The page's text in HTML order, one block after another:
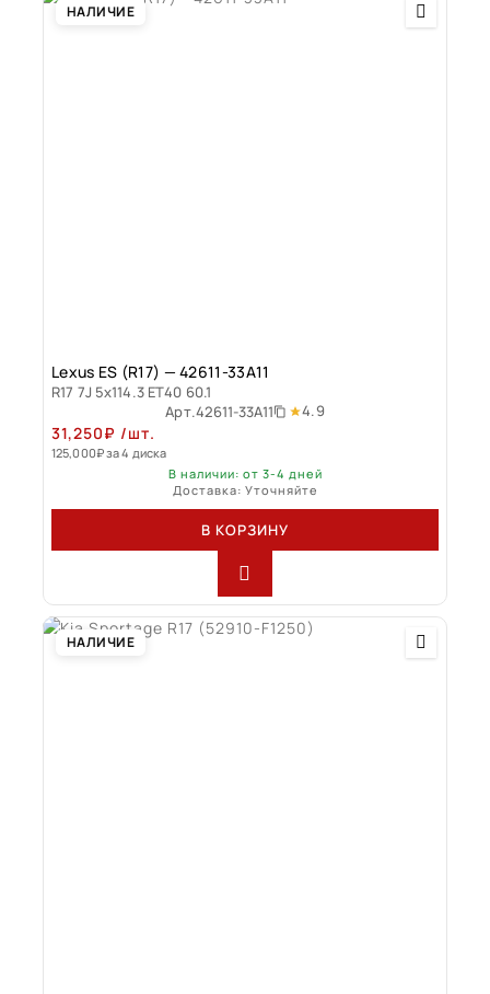
НАЛИЧИЕ
Lexus ES (R17) — 42611-33A11
R17 7J 5x114.3 ET40 60.1
Арт.42611-33A11 4.9
31,250₽ /шт.
125,000₽за 4 диска
В наличии: от 3-4 дней
Доставка: Уточняйте
В КОРЗИНУ
НАЛИЧИЕ